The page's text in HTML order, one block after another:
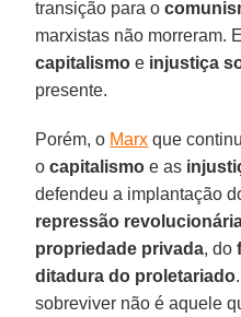
transição para o
marxistas não morreram.
capitalismoe injustiça
presente.
Porém, o Marx que
o capitalismo e as
defendeu a implantação
repressão
propriedade privada, do
ditadura do proletariado
sobreviver não é aquele